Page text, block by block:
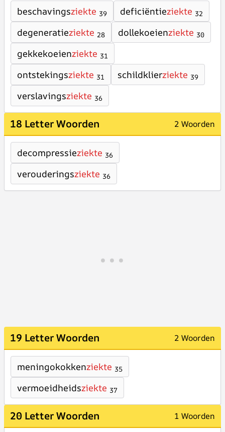
beschavingsziekte 39 deficiëntieziekte 32
degeneratieziekte 28 dollekoeienziekte 30
gekkekoeienziekte 31
ontstekingsziekte 31 schildklierziekte 39
verslavingsziekte 36
18 Letter Woorden 2 Woorden
decompressieziekte 36
verouderingsziekte 36
19 Letter Woorden 2 Woorden
meningokokkenziekte 35
vermoeidheidsziekte 37
20 Letter Woorden 1 Woorden